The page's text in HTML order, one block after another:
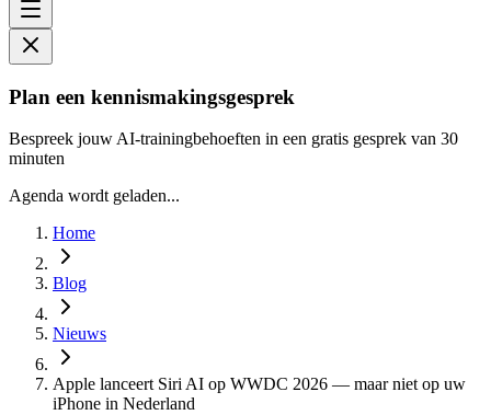
Plan een kennismakingsgesprek
Bespreek jouw AI-trainingbehoeften in een gratis gesprek van 30
minuten
Agenda wordt geladen...
Home
Blog
Nieuws
Apple lanceert Siri AI op WWDC 2026 — maar niet op uw
iPhone in Nederland